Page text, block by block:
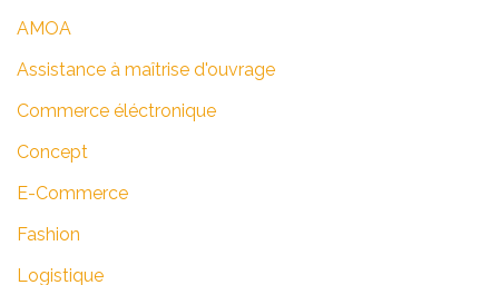
AMOA
Assistance à maîtrise d'ouvrage
Commerce éléctronique
Concept
E-Commerce
Fashion
Logistique